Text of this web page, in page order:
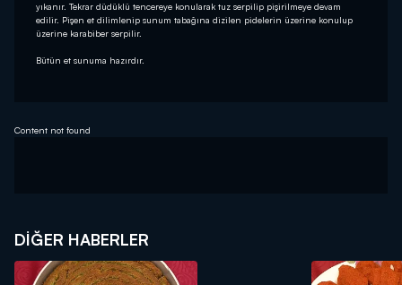
yıkanır. Tekrar düdüklü tencereye konularak tuz serpilip pişirilmeye devam
edilir. Pişen et dilimlenip sunum tabağına dizilen pidelerin üzerine konulup
üzerine karabiber serpilir.
Bütün et sunuma hazırdır.
Content not found
DIĞER HABERLER